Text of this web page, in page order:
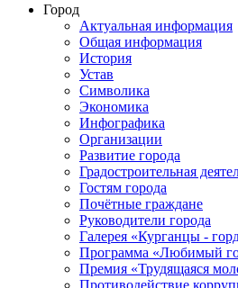
Город
Актуальная информация
Общая информация
История
Устав
Символика
Экономика
Инфографика
Организации
Развитие города
Градостроительная
Гостям города
Почётные граждане
Руководители города
Галерея «Курганцы -
Программа «Любимый
Премия «Трудящаяся
Противодействие